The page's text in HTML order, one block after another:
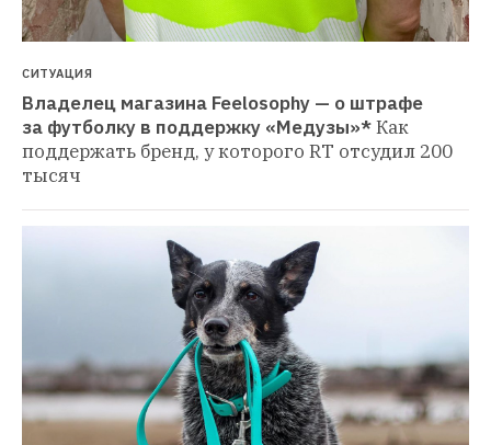
СИТУАЦИЯ
Владелец магазина Feelosophy — о штрафе
за футболку в поддержку «Медузы»*Как
поддержать бренд, у которого RT отсудил 200
тысяч